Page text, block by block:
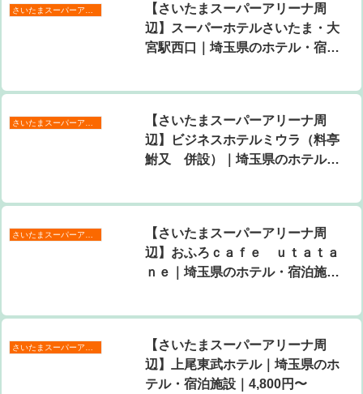
【さいたまスーパーアリーナ周
辺】スーパーホテルさいたま・大
宮駅西口｜埼玉県のホテル・宿泊
【さいたまスーパーアリーナ周
辺】ビジネスホテルミウラ（料亭
鮒又 併設）｜埼玉県のホテル・
さいたまスーパーアリーナ周辺
【さいたまスーパーアリーナ周
辺】おふろｃａｆｅ ｕｔａｔａ
ｎｅ｜埼玉県のホテル・宿泊施設
【さいたまスーパーアリーナ周
辺】上尾東武ホテル｜埼玉県のホ
テル・宿泊施設｜4,800円〜